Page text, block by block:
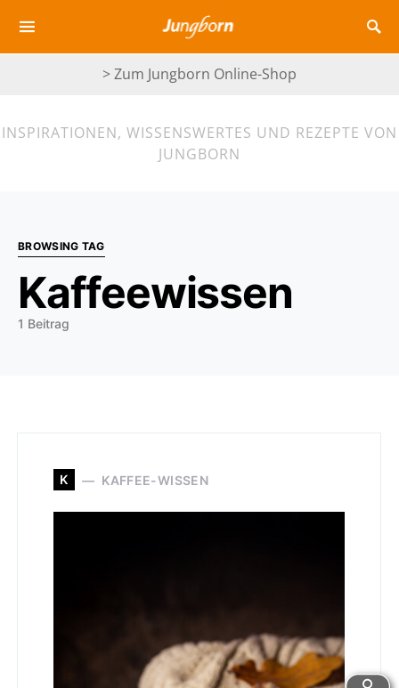
> Zum Jungborn Online-Shop
INSPIRATIONEN, WISSENSWERTES UND REZEPTE VON
JUNGBORN
BROWSING TAG
Kaffeewissen
1 Beitrag
K KAFFEE-WISSEN